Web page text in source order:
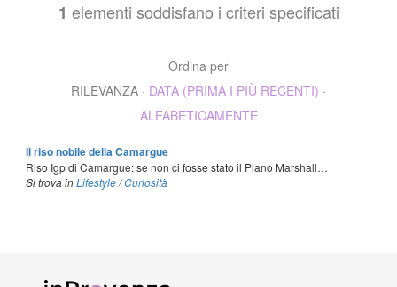
1 elementi soddisfano i criteri specificati
Ordina per
RILEVANZA · DATA (PRIMA I PIÙ RECENTI) ·
ALFABETICAMENTE
Il riso nobile della Camargue
Riso Igp di Camargue: se non ci fosse stato il Piano Marshall…
Si trova in Lifestyle /Curiosità